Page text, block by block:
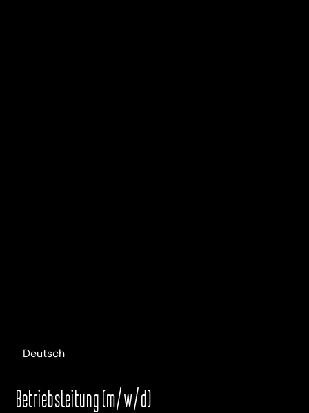
Deutsch
Betriebsleitung (m/w/d)